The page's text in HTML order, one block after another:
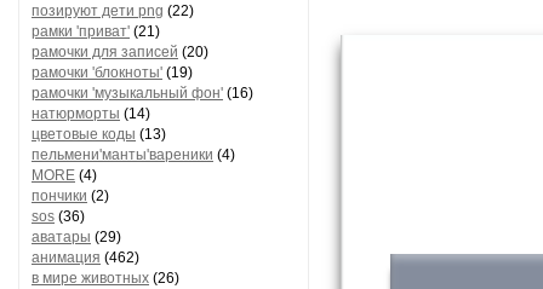
позируют дети png (22)
рамки 'приват' (21)
рамочки для записей (20)
рамочки 'блокноты' (19)
рамочки 'музыкальный фон' (16)
натюрморты (14)
цветовые коды (13)
пельмени'манты'вареники (4)
MORE (4)
пончики (2)
sos (36)
аватары (29)
анимация (462)
в мире животных (26)